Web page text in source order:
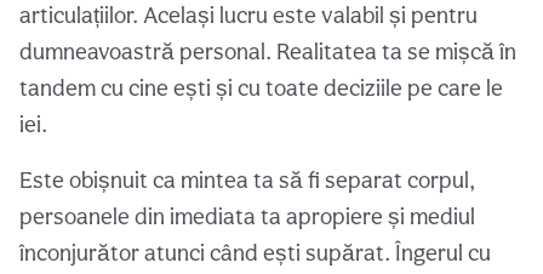
articulațiilor. Același lucru este valabil și pentru
dumneavoastră personal. Realitatea ta se mișcă în
tandem cu cine ești și cu toate deciziile pe care le
iei.
Este obișnuit ca mintea ta să fi separat corpul,
persoanele din imediata ta apropiere și mediul
înconjurător atunci când ești supărat. Îngerul cu